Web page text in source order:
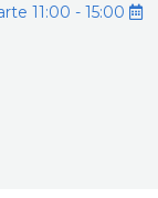
11:00 - 15:00